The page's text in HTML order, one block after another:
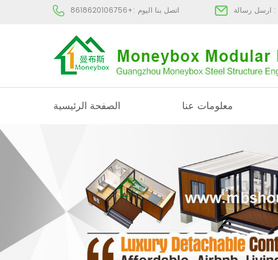
اتصل بنا اليوم :+8618620106756 ارسل رسالة :
الصفحة الرئيسية معلومات عنا